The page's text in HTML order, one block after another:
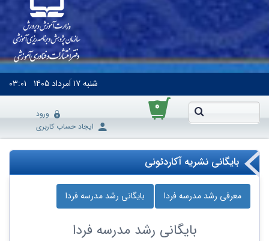
شنبه۱۷ اَمرداد ۱۴۰۵ ۰۳:۰۱
۰
ورود
ایجاد حساب کاربری
بایگانی نشریه آکاردئونی
معرفی رشد مدرسه‌ فردا بایگانی رشد مدرسه‌ فردا
بایگانی رشد مدرسه‌ فردا